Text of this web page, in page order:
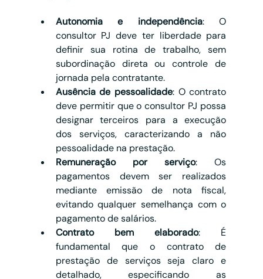
Autonomia e independência: O
consultor PJ deve ter liberdade para
definir sua rotina de trabalho, sem
subordinação direta ou controle de
jornada pela contratante.
Ausência de pessoalidade: O contrato
deve permitir que o consultor PJ possa
designar terceiros para a execução
dos serviços, caracterizando a não
pessoalidade na prestação.
Remuneração por serviço: Os
pagamentos devem ser realizados
mediante emissão de nota fiscal,
evitando qualquer semelhança com o
pagamento de salários.
Contrato bem elaborado: É
fundamental que o contrato de
prestação de serviços seja claro e
detalhado, especificando as